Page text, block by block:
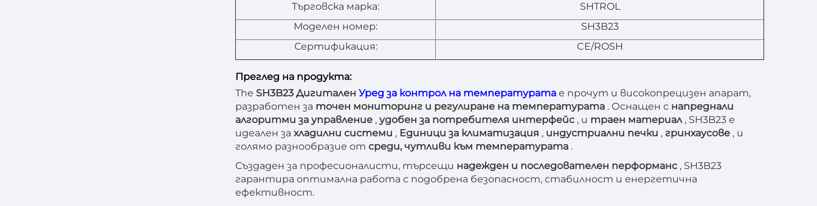
Търговска марка:
SHTROL
Моделен номер:
SH3B23
Сертификация:
CE/ROSH
Преглед на продукта:
The SH3B23 Дигитален Уред за контрол на температурата е прочут и високопрецизен апарат,
разработен за точен мониторинг и регулиране на температурата . Оснащен с напреднали
алгоритми за управление , удобен за потребителя интерфейс , и траен материал , SH3B23 е
идеален за хладилни системи , Единици за климатизация , индустриални печки , гринхаусове , и
голямо разнообразие от среди, чутливи към температурата .
Създаден за професионалисти, търсещи надежден и последователен перформанс , SH3B23
гарантира оптимална работа с подобрена безопасност, стабилност и енергетична
ефективност.